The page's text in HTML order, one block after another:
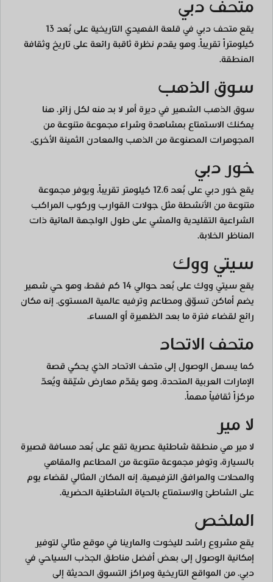
متحف دبي
يقع متحف دبي في قلعة الفهيدي التاريخية على بُعد 13
كيلومتراً تقريباً. وهو يقدم نظرة ثاقبة رائعة على تاريخ وثقافة
المنطقة.
سوق الذهب
سوق الذهب الشهير في ديرة أمر لا بد منه لكل زائر. هنا
يمكنك الاستمتاع بمشاهدة وشراء مجموعة متنوعة من
المجوهرات المصنوعة من الذهب والمعادن الثمينة الأخرى.
خور دبي
يقع خور دبي على بُعد 12.6 كيلومتر تقريباً، ويوفر مجموعة
متنوعة من الأنشطة مثل جولات القوارب وركوب المراكب
الشراعية التقليدية والمشي على طول الواجهة المائية ذات
المناظر الخلابة.
سيتي ووك
يقع سيتي ووك على بُعد حوالي 14 كم فقط، وهو حي شهير
يضم أماكن تسوّق ومطاعم وترفيه عالمية المستوى. إنه مكان
رائع لقضاء فترة ما بعد الظهيرة أو المساء.
متحف الاتحاد
كما يسهل الوصول إلى متحف الاتحاد الذي يحكي قصة
الإمارات العربية المتحدة. وهو يقدّم معارض شيّقة ويُعدّ
مركزاً ثقافياً مهماً.
لا مير
لا مير هي منطقة شاطئية عصرية تقع على بُعد مسافة قصيرة
بالسيارة، وتوفر مجموعة متنوعة من المطاعم والمقاهي
والمحلات والمرافق الترفيهية. إنه المكان المثالي لقضاء يوم
على الشاطئ والاستمتاع بالحياة الشاطئية الحضرية.
الملخص
يقع مشروع راشد لليخوت والمارينا في موقع مثالي لتوفير
إمكانية الوصول إلى بعض أفضل مناطق الجذب السياحي في
دبي. من المواقع التاريخية ومراكز التسوق الحديثة إلى